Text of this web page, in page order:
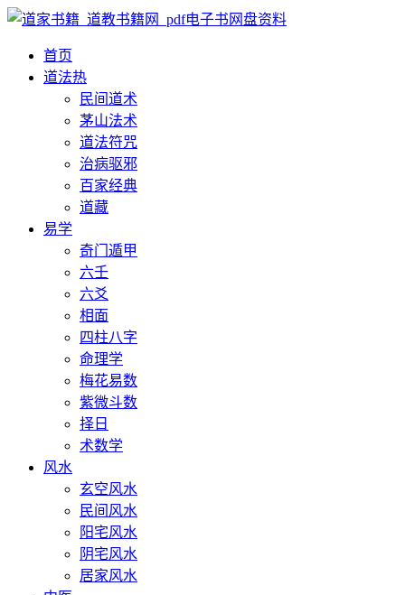
首页
道法热
民间道术
茅山法术
道法符咒
治病驱邪
百家经典
道藏
易学
奇门遁甲
六壬
六爻
相面
四柱八字
命理学
梅花易数
紫微斗数
择日
术数学
风水
玄空风水
民间风水
阳宅风水
阴宅风水
居家风水